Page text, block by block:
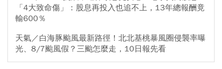
「4大致命傷」：股息再投入也追不上，13年總報酬竟
輸600％
天氣／白海豚颱風最新路徑！北北基桃暴風圈侵襲率曝
光、8/7颱風假？三颱怎麼走，10日報先看